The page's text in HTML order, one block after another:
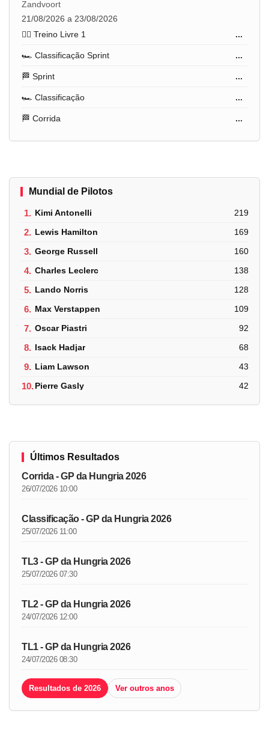
Zandvoort
21/08/2026 a 23/08/2026
🏋️‍♂️ Treino Livre 1
...
🏎️ Classificação Sprint ...
🏁 Sprint ...
🏎️ Classificação ...
🏁 Corrida ...
Mundial de Pilotos
1. Kimi Antonelli 219
2. Lewis Hamilton 169
3. George Russell 160
4. Charles Leclerc 138
5. Lando Norris 128
6. Max Verstappen 109
7. Oscar Piastri 92
8. Isack Hadjar 68
9. Liam Lawson 43
10.Pierre Gasly 42
Últimos Resultados
Corrida - GP da Hungria 2026
26/07/2026 10:00
Classificação - GP da Hungria 2026
25/07/2026 11:00
TL3 - GP da Hungria 2026
25/07/2026 07:30
TL2 - GP da Hungria 2026
24/07/2026 12:00
TL1 - GP da Hungria 2026
24/07/2026 08:30
Resultados de 2026 Ver outros anos